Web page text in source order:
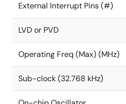
External Interrupt Pins (#)
LVD or PVD
Operating Freq (Max) (MHz)
Sub-clock (32.768 kHz)